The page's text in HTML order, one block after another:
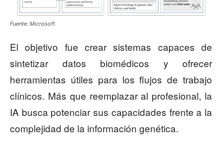
Fuente: Microsoft
El objetivo fue crear sistemas capaces de
sintetizar datos biomédicos y ofrecer
herramientas útiles para los flujos de trabajo
clínicos. Más que reemplazar al profesional, la
IA busca potenciar sus capacidades frente a la
complejidad de la información genética.